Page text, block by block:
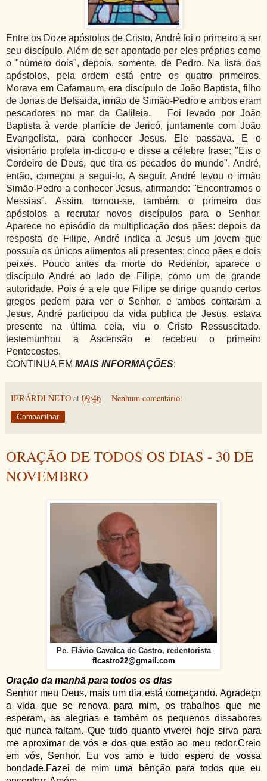
Entre os Doze apóstolos de Cristo, André foi o primeiro a ser
seu discípulo. Além de ser apontado por eles próprios como
o "número dois", depois, somente, de Pedro. Na lista dos
apóstolos, pela ordem está entre os quatro primeiros.
Morava em Cafarnaum, era discípulo de João Baptista, filho
de Jonas de Betsaida, irmão de Simão-Pedro e ambos eram
pescadores no mar da Galileia. Foi levado por João
Baptista à verde planície de Jericó, juntamente com João
Evangelista, para conhecer Jesus. Ele passava. E o
visionário profeta in-dicou-o e disse a célebre frase: "Eis o
Cordeiro de Deus, que tira os pecados do mundo". André,
então, começou a segui-lo. A seguir, André levou o irmão
Simão-Pedro a conhecer Jesus, afirmando: "Encontramos o
Messias". Assim, tornou-se, também, o primeiro dos
apóstolos a recrutar novos discípulos para o Senhor.
Aparece no episódio da multiplicação dos pães: depois da
resposta de Filipe, André indica a Jesus um jovem que
possuía os únicos alimentos ali presentes: cinco pães e dois
peixes. Pouco antes da morte do Redentor, aparece o
discípulo André ao lado de Filipe, como um de grande
autoridade. Pois é a ele que Filipe se dirige quando certos
gregos pedem para ver o Senhor, e ambos contaram a
Jesus. André participou da vida publica de Jesus, estava
presente na última ceia, viu o Cristo Ressuscitado,
testemunhou a Ascensão e recebeu o primeiro
Pentecostes.
CONTINUA EM MAIS INFORMAÇÕES:
IERÁRDI NETO at 09:46 Nenhum comentário:
Compartilhar
ORAÇÃO DE TODOS OS DIAS - 30 DE
NOVEMBRO
Pe. Flávio Cavalca de Castro, redentorista
flcastro22@gmail.com
Oração da manhã para todos os dias
Senhor meu Deus, mais um dia está começando. Agradeço
a vida que se renova para mim, os trabalhos que me
esperam, as alegrias e também os pequenos dissabores
que nunca faltam. Que tudo quanto viverei hoje sirva para
me aproximar de vós e dos que estão ao meu redor.Creio
em vós, Senhor. Eu vos amo e tudo espero de vossa
bondade.Fazei de mim uma bênção para todos que eu